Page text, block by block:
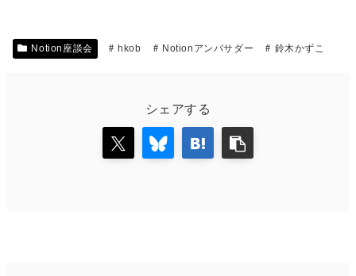
Notion座談会 hkob Notionアンバサダー 鈴木かずこ
シェアする